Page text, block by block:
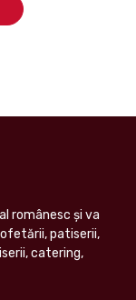
românesc şi va
patiserii,
catering,